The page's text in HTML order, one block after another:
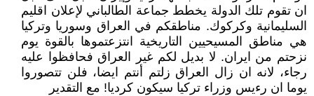
ان تقوم تلك الدولة يخطط جماعة الطالباني لإعلان اقليم
السليمانية وكركوك. مناطقكم في العراق وسوريا وتركيا
هي مناطق المسيحيين التاريخية انتزعتموها بالقوة يوم
نزحتم من ايران. لا بديل لكم غير العراق فحافظوا عليه
رجاء، لانه ان زال العراق زلتم أنتم ايضا، فلن تتصوروا
يوما ان رءيس وزراء تركيا سيكون كرديا! مع التقدير